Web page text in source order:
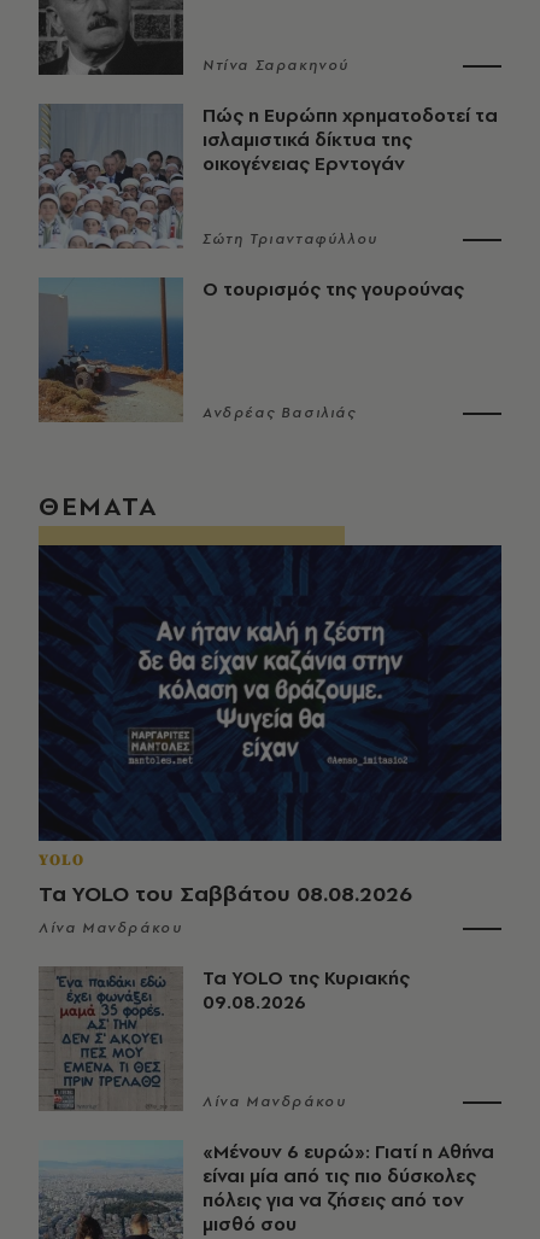
Ντίνα Σαρακηνού
Πώς η Ευρώπη χρηματοδοτεί τα
ισλαμιστικά δίκτυα της
οικογένειας Ερντογάν
Σώτη Τριανταφύλλου
Ο τουρισμός της γουρούνας
Ανδρέας Βασιλιάς
ΘΕΜΑΤΑ
YOLO
Τα YOLO του Σαββάτου 08.08.2026
Λίνα Μανδράκου
Τα YOLO της Κυριακής
09.08.2026
Λίνα Μανδράκου
«Μένουν 6 ευρώ»: Γιατί η Αθήνα
είναι μία από τις πιο δύσκολες
πόλεις για να ζήσεις από τον
μισθό σου